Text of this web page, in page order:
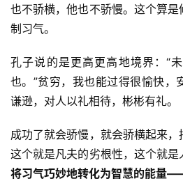
资
讯
点
僧
音
也不骄横，他也不骄慢。这个算
制习气。
孔子说的是更高更高地境界：“
也。”贫穷，我也能过得很愉快，
谦逊，对人以礼相待，彬彬有礼。
成功了就会骄慢，就会骄横起来，
这个就是凡夫的劣根性，这个就是
将习气巧妙地转化为智慧的能量